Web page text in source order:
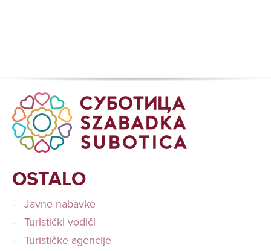
OSTALO
Javne nabavke
Turistički vodiči
Turističke agencije